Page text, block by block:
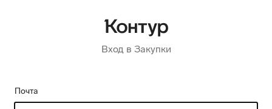
Вход в Закупки
Почта